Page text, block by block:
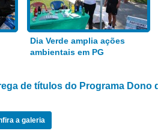
Dia Verde amplia ações
ambientais em PG
de títulos do Programa Dono
a galeria